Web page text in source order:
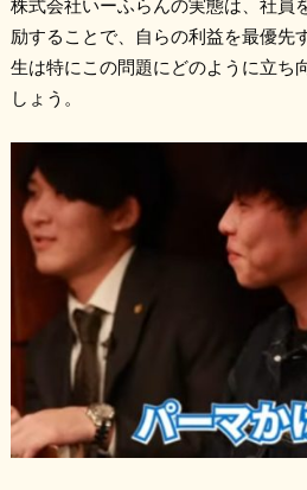
株式会社いーふらんの実態は、社員
励することで、自らの利益を最優先
生は特にこの問題にどのように立ち
しょう。